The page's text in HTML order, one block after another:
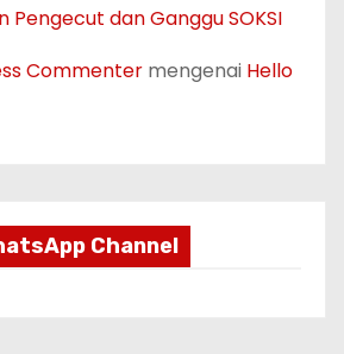
Pengecut dan Ganggu SOKSI
Commenter mengenai Hello
Channel